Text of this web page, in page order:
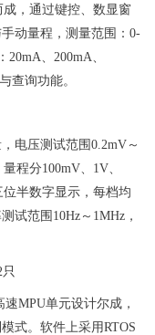
，通过键控、数显窗
动量程，测量范围：0-
、200mA、
查询功能。
电压测试范围0.2mV～
程分100mV、1V、
半数字显示，每档均
试范围10Hz～1MHz，
MPU单元设计尔成，
式。软件上采用RTOS